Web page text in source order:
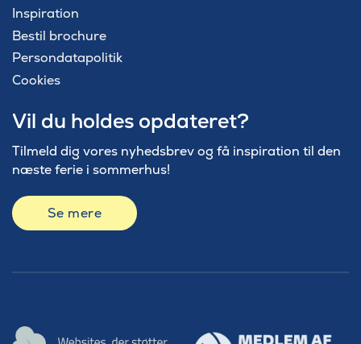
Inspiration
Bestil brochure
Persondatapolitik
Cookies
Vil du holdes opdateret?
Tilmeld dig vores nyhedsbrev og få inspiration til den
næste ferie i sommerhus!
Se mere